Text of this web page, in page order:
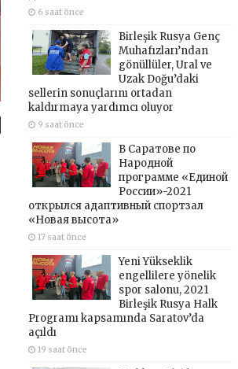
6 saat önce
Birleşik Rusya Genç
Muhafızları’ndan
gönüllüler, Ural ve
Uzak Doğu’daki
sellerin sonuçlarını ortadan
kaldırmaya yardımcı oluyor
9 saat önce
В Саратове по
Народной
программе «Единой
России»-2021
открылся адаптивный спортзал
«Новая высота»
17 saat önce
Yeni Yükseklik
engellilere yönelik
spor salonu, 2021
Birleşik Rusya Halk
Programı kapsamında Saratov’da
açıldı
19 saat önce